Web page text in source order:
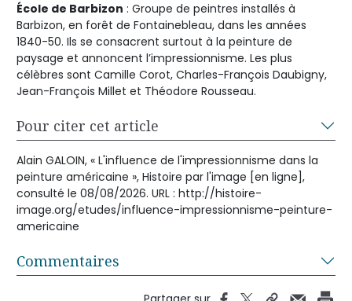
École de Barbizon : Groupe de peintres installés à
Barbizon, en forêt de Fontainebleau, dans les années
1840-50. Ils se consacrent surtout à la peinture de
paysage et annoncent l’impressionnisme. Les plus
célèbres sont Camille Corot, Charles-François Daubigny,
Jean-François Millet et Théodore Rousseau.
Pour citer cet article
Alain GALOIN, « L'influence de l'impressionnisme dans la
peinture américaine », Histoire par l'image [en ligne],
consulté le 08/08/2026. URL : http://histoire-
image.org/etudes/influence-impressionnisme-peinture-
americaine
Commentaires